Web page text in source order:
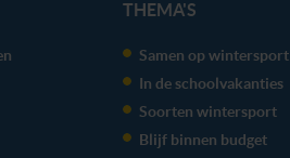
THEMA'S
Samen op wintersport
In de schoolvakanties
Soorten wintersport
Blijf binnen budget